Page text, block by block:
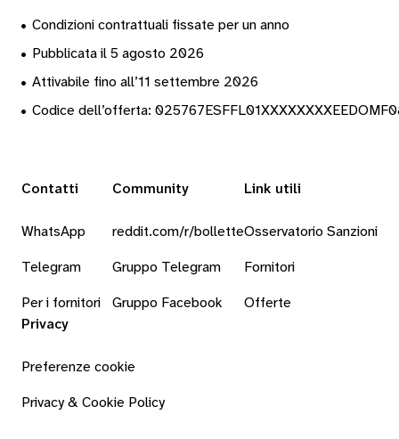
• Condizioni contrattuali fissate per un anno
• Pubblicata il 5 agosto 2026
• Attivabile fino all’11 settembre 2026
• Codice dell’offerta:
Contatti
WhatsApp
Telegram
Per i fornitori
Community
reddit.com/r/bollette
Gruppo Telegram
Gruppo Facebook
Link utili
Osservatorio Sanzioni
Fornitori
Offerte
Privacy
Preferenze cookie
Privacy & Cookie Policy